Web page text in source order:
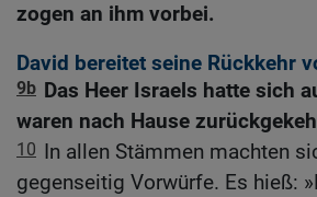
zogen an ihm vorbei.
David bereitet seine Rückkehr
9b Das Heer Israels hatte sich
waren nach Hause
10 In allen Stämmen machten
gegenseitig Vorwürfe. Es hieß: